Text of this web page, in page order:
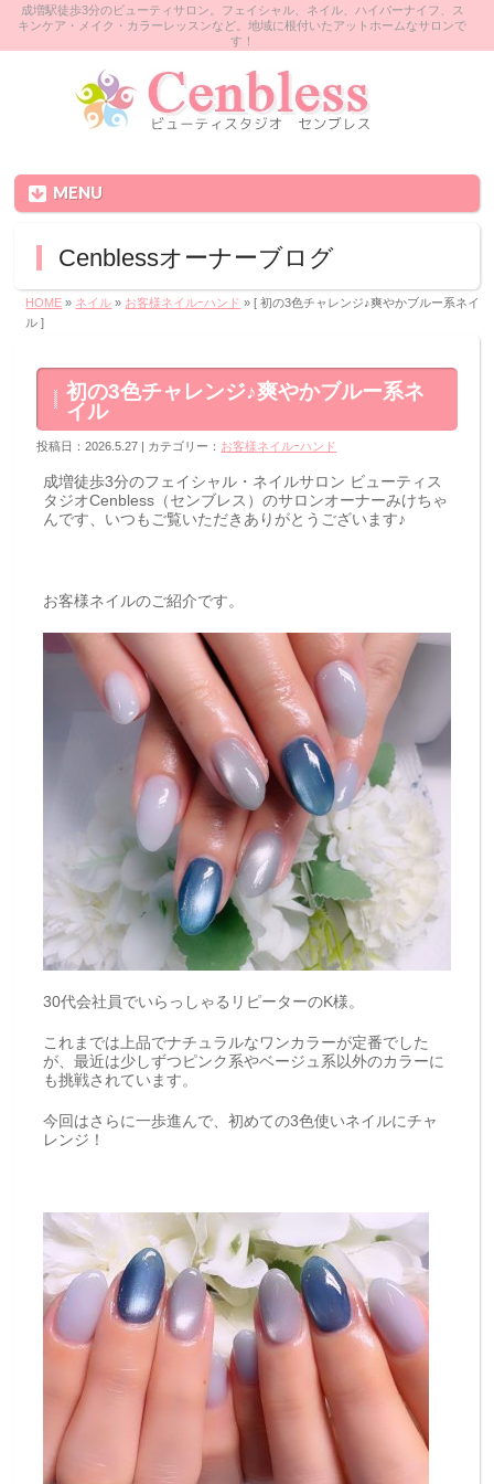
成増駅徒歩3分のビューティサロン。フェイシャル、ネイル、ハイパーナイフ、ス
キンケア・メイク・カラーレッスンなど。地域に根付いたアットホームなサロンで
す！
MENU
Cenblessオーナーブログ
HOME » ネイル » お客様ネイルｰハンド » [ 初の3色チャレンジ♪爽やかブルー系ネイ
ル ]
初の3色チャレンジ♪爽やかブルー系ネ
イル
投稿日：2026.5.27 | カテゴリー： お客様ネイルｰハンド
成増徒歩3分のフェイシャル・ネイルサロン ビューティス
タジオCenbless（センブレス）のサロンオーナーみけちゃ
んです、いつもご覧いただきありがとうございます♪
お客様ネイルのご紹介です。
30代会社員でいらっしゃるリピーターのK様。
これまでは上品でナチュラルなワンカラーが定番でした
が、最近は少しずつピンク系やベージュ系以外のカラーに
も挑戦されています。
今回はさらに一歩進んで、初めての3色使いネイルにチャ
レンジ！